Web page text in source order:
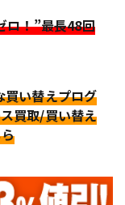
ロ！”最長48回
い替えプログ
買取/買い替え